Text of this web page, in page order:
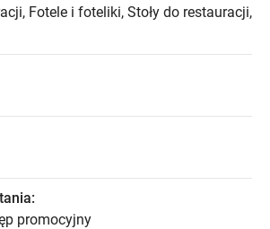
Fotele i foteliki, Stoły do restauracji,
promocyjny